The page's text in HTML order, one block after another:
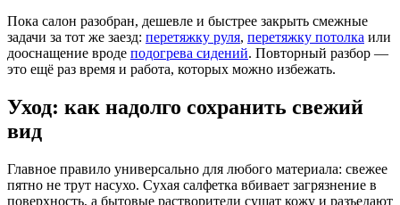
Пока салон разобран, дешевле и быстрее закрыть смежные
задачи за тот же заезд: перетяжку руля, перетяжку потолка или
дооснащение вроде подогрева сидений. Повторный разбор —
это ещё раз время и работа, которых можно избежать.
Уход: как надолго сохранить свежий
вид
Главное правило универсально для любого материала: свежее
пятно не трут насухо. Сухая салфетка вбивает загрязнение в
поверхность, а бытовые растворители сушат кожу и разъедают